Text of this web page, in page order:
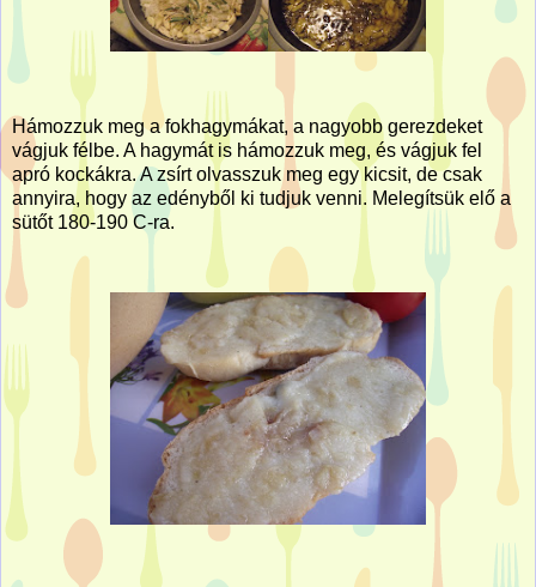
Hámozzuk meg a fokhagymákat, a nagyobb gerezdeket
vágjuk félbe. A hagymát is hámozzuk meg, és vágjuk fel
apró kockákra. A zsírt olvasszuk meg egy kicsit, de csak
annyira, hogy az edényből ki tudjuk venni. Melegítsük elő a
sütőt 180-190 C-ra.